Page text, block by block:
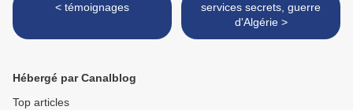
< témoignages
services secrets, guerre
d'Algérie >
Hébergé par Canalblog
Top articles